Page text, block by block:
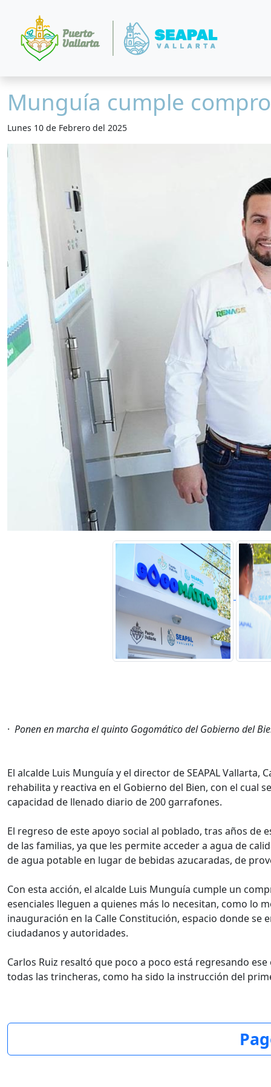
Munguía cumple
Lunes 10 de Febrero del 2025
· Ponen en marcha el quinto Gogomático del Gobierno del
El alcalde Luis Munguía y el director de SEAPAL
rehabilita y reactiva en el Gobierno del Bien, con el cual
capacidad de llenado diario de 200 garrafones.
El regreso de este apoyo social al poblado, tras años
de las familias, ya que les permite acceder a agua de
de agua potable en lugar de bebidas azucaradas, de
Con esta acción, el alcalde Luis Munguía cumple un
esenciales lleguen a quienes más lo necesitan, como
inauguración en la Calle Constitución, espacio donde
ciudadanos y autoridades.
Carlos Ruiz resaltó que poco a poco está regresando
todas las trincheras, como ha sido la instrucción del